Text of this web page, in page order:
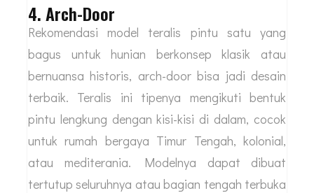
4. Arch-Door
Rekomendasi model teralis pintu satu yang
bagus untuk hunian berkonsep klasik atau
bernuansa historis, arch-door bisa jadi desain
terbaik. Teralis ini tipenya mengikuti bentuk
pintu lengkung dengan kisi-kisi di dalam, cocok
untuk rumah bergaya Timur Tengah, kolonial,
atau mediterania. Modelnya dapat dibuat
tertutup seluruhnya atau bagian tengah terbuka